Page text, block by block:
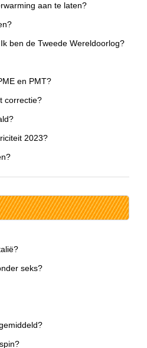
aan te laten?
ben de Tweede Wereldoorlog?
en PMT?
correctie?
2023?
seks?